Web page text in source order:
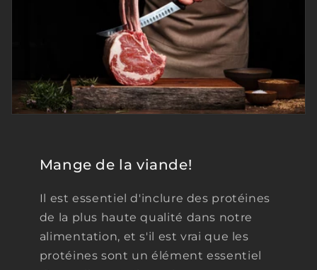
Mange de la viande!
Il est essentiel d'inclure des protéines
de la plus haute qualité dans notre
alimentation, et s'il est vrai que les
protéines sont un élément essentiel